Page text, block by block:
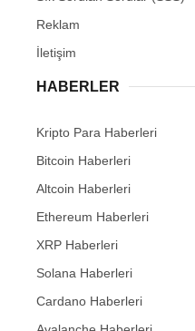
Reklam
İletişim
HABERLER
Kripto Para Haberleri
Bitcoin Haberleri
Altcoin Haberleri
Ethereum Haberleri
XRP Haberleri
Solana Haberleri
Cardano Haberleri